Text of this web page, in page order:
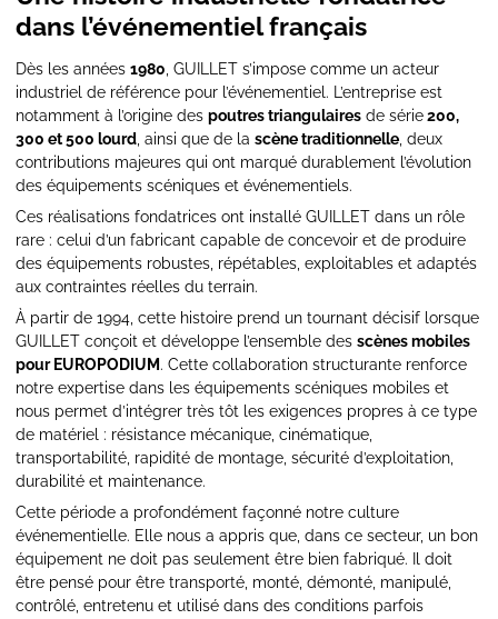
dans l’événementiel français
Dès les années 1980 , GUILLET s’impose comme un acteur
industriel de référence pour l’événementiel. L’entreprise est
notamment à l’origine des poutres triangulaires de série200,
300 et 500 lourd , ainsi que de la scène traditionnelle , deux
contributions majeures qui ont marqué durablement l’évolution
des équipements scéniques et événementiels.
Ces réalisations fondatrices ont installé GUILLET dans un rôle
rare : celui d’un fabricant capable de concevoir et de produire
des équipements robustes, répétables, exploitables et adaptés
aux contraintes réelles du terrain.
À partir de 1994, cette histoire prend un tournant décisif lorsque
GUILLET conçoit et développe l’ensemble des scènes mobiles
pour EUROPODIUM. Cette collaboration structurante renforce
notre expertise dans les équipements scéniques mobiles et
nous permet d’intégrer très tôt les exigences propres à ce type
de matériel : résistance mécanique, cinématique,
transportabilité, rapidité de montage, sécurité d’exploitation,
durabilité et maintenance.
Cette période a profondément façonné notre culture
événementielle. Elle nous a appris que, dans ce secteur, un bon
équipement ne doit pas seulement être bien fabriqué. Il doit
être pensé pour être transporté, monté, démonté, manipulé,
contrôlé, entretenu et utilisé dans des conditions parfois